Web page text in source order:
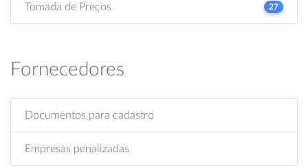
Tomada de Preços 27
Fornecedores
Documentos para cadastro
Empresas penalizadas